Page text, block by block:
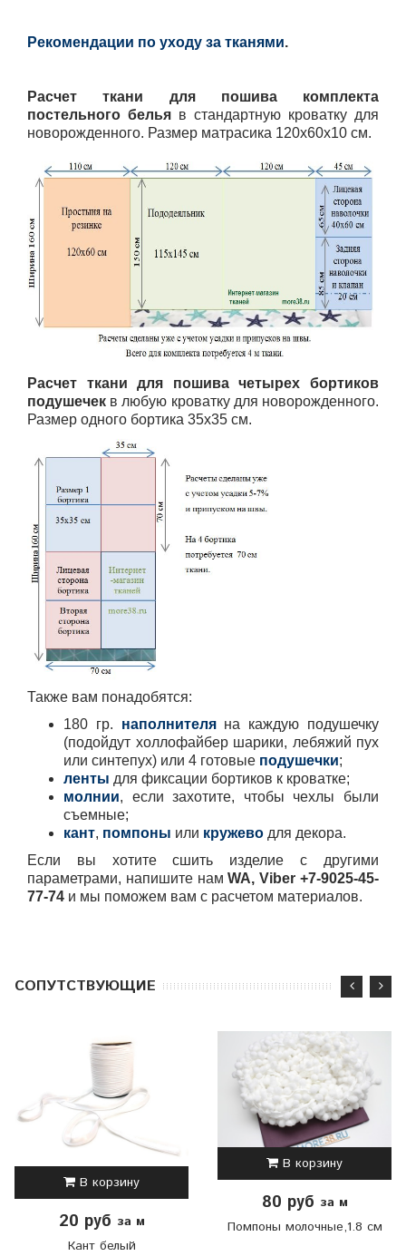
Рекомендации по уходу за тканями.
Расчет ткани для пошивакомплекта
постельного белья в стандартную кроватку для
новорожденного. Размер матрасика 120х60х10 см.
Расчет ткани для пошивачетырех бортиков
подушечек в любую кроватку для новорожденного.
Размер одного бортика 35х35 см.
Также вам понадобятся:
180 гр. наполнителя на каждую подушечку
(подойдут холлофайбер шарики, лебяжий пух
или синтепух) или 4 готовые подушечки;
ленты для фиксации бортиков к кроватке;
молнии, если захотите, чтобы чехлы были
съемные;
кант, помпоны или кружево для декора.
Если вы хотите сшить изделие с другими
параметрами, напишите намWA, Viber +7-9025-45-
77-74 и мы поможем вам с расчетом материалов.
CОПУТСТВУЮЩИЕ
В корзину
20 руб за м
Кант белый
В корзину
80 руб за м
Помпоны молочные,1.8 см